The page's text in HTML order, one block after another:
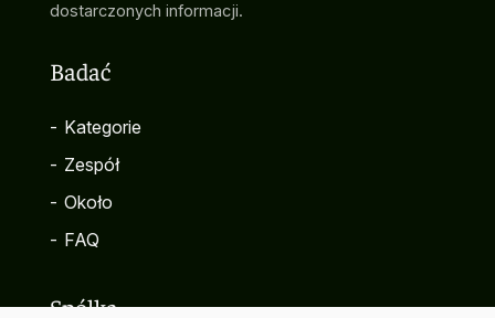
dostarczonych informacji.
Badać
- Kategorie
- Zespół
- Około
- FAQ
Spółka